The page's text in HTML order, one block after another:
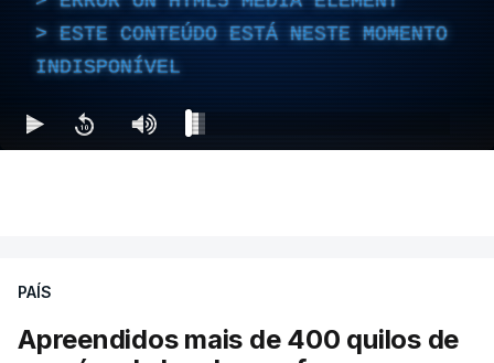
ESTE CONTEÚDO ESTÁ NESTE MOMENTO
INDISPONÍVEL
PAÍS
Apreendidos mais de 400 quilos de